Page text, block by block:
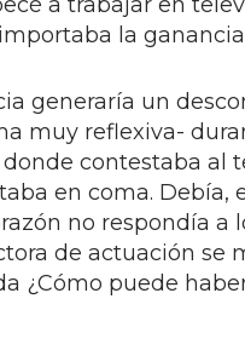
la ganancia
generaría un
muy reflexiva-
contestaba al
en coma. Debía,
no respondía a
de actuación se
¿Cómo puede